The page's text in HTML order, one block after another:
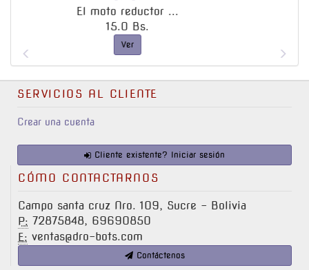
SERVICIOS AL CLIENTE
Crear una cuenta
Cliente existente? Iniciar sesión
CÓMO CONTACTARNOS
Campo santa cruz Nro. 109, Sucre - Bolivia
P: 72875848, 69690850
E: ventas@dro-bots.com
Contáctenos